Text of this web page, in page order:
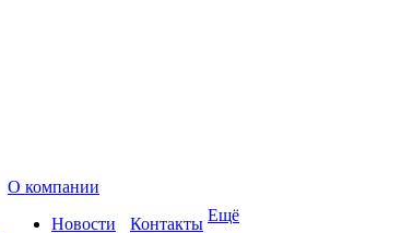
О компании
Новости
Контакты Ещё